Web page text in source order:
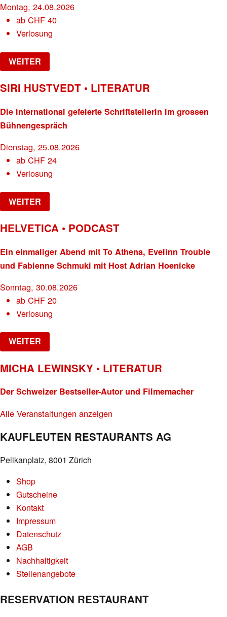
Montag, 24.08.2026
abCHF 40
Verlosung
WEITER
SIRI HUSTVEDT • LITERATUR
Die international gefeierte Schriftstellerin im grossen
Bühnengespräch
Dienstag, 25.08.2026
abCHF 24
Verlosung
WEITER
HELVETICA • PODCAST
Ein einmaliger Abend mit To Athena, Evelinn Trouble
und Fabienne Schmuki mit Host Adrian Hoenicke
Sonntag, 30.08.2026
abCHF 20
Verlosung
WEITER
MICHA LEWINSKY • LITERATUR
Der Schweizer Bestseller-Autor und Filmemacher
Alle Veranstaltungen anzeigen
KAUFLEUTEN RESTAURANTS AG
Pelikanplatz, 8001 Zürich
Shop
Gutscheine
Kontakt
Impressum
Datenschutz
AGB
Nachhaltigkeit
Stellenangebote
RESERVATION RESTAURANT